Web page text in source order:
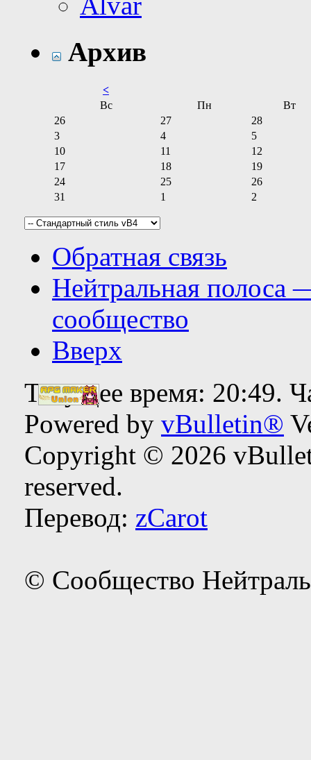
Архив
<
Вс
Пн
Вт
26
27
28
3
4
5
10
11
12
17
18
19
24
25
26
31
1 2
Обратная связь
Нейтральная полоса
сообщество
Вверх
Текущее время: 20:49.
Powered by vBulletin®
Copyright © 2026
reserved.
Перевод: zCarot
© Сообщество